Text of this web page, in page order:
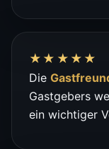
★★★★★
Die
Gastgebers
ein wichtiger